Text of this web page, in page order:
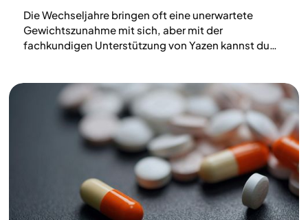
Die Wechseljahre bringen oft eine unerwartete
Gewichtszunahme mit sich, aber mit der
fachkundigen Unterstützung von Yazen kannst du